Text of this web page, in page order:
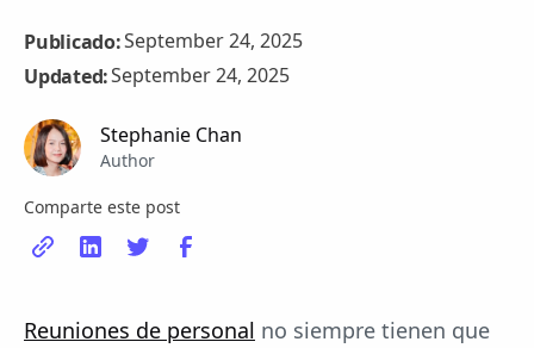
Publicado:September 24, 2025
Updated:September 24, 2025
Stephanie Chan
Author
Comparte este post
Reuniones de personal no siempre tienen que